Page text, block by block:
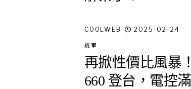
COOLWEB 2025-02-24
機車
再掀性價比風暴
660 登台，電控